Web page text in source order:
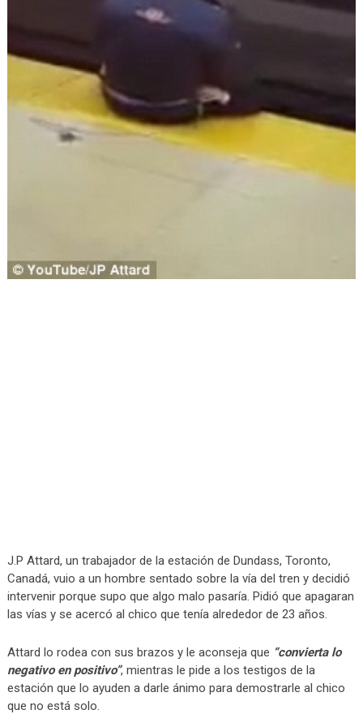
J.P Attard, un trabajador de la estación de Dundass, Toronto,
Canadá, vuio a un hombre sentado sobre la vía del tren y decidió
intervenir porque supo que algo malo pasaría. Pidió que apagaran
las vías y se acercó al chico que tenía alrededor de 23 años.
Attard lo rodea con sus brazos y le aconseja que “convierta lo
negativo en positivo”, mientras le pide a los testigos de la
estación que lo ayuden a darle ánimo para demostrarle al chico
que no está solo.